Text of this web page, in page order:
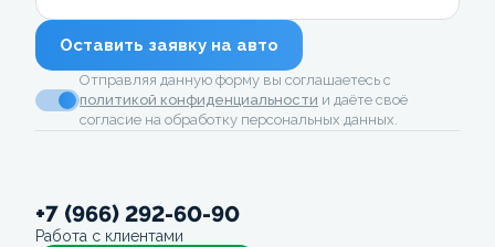
Оставить заявку на авто
Отправляя данную форму вы соглашаетесь с
политикой конфиденциальности и даёте своё
согласие на обработку персональных данных.
+7 (966) 292-60-90
Работа с клиентами